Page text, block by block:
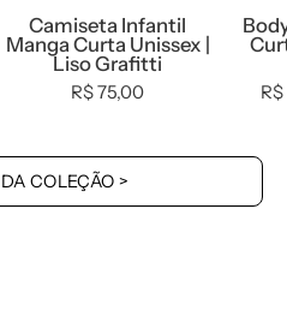
-
MiniMalista
Baby
0.3,
0.4,
b2b,
Camiseta Infantil
Manga Curta Unissex |
Liso Grafitti
R$ 75,00
COLEÇÃO >